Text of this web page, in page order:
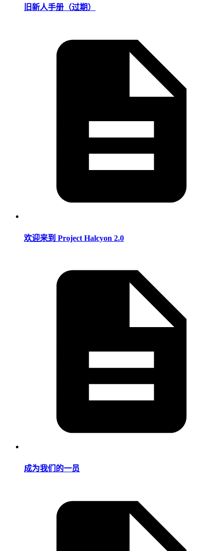
旧新人手册（过期）
欢迎来到 Project Halcyon 2.0
成为我们的一员